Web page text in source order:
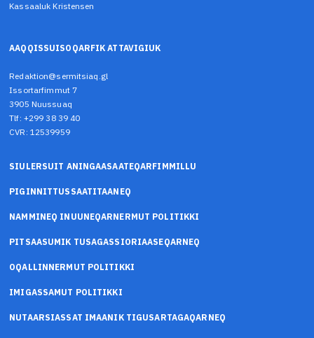
Kassaaluk Kristensen
AAQQISSUISOQARFIK ATTAVIGIUK
Redaktion@sermitsiaq.gl
Issortarfimmut 7
3905 Nuussuaq
Tlf: +299 38 39 40
CVR: 12539959
SIULERSUIT ANINGAASAATEQARFIMMILLU
PIGINNITTUSSAATITAANEQ
NAMMINEQ INUUNEQARNERMUT POLITIKKI
PITSAASUMIK TUSAGASSIORIAASEQARNEQ
OQALLINNERMUT POLITIKKI
IMIGASSAMUT POLITIKKI
NUTAARSIASSAT IMAANIK TIGUSARTAGAQARNEQ